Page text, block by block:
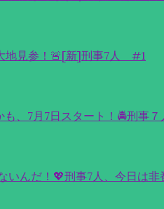
地見参！🚨[新]刑事7人 #1
、7月7日スタート！🚔刑事７
んだ！💖刑事7人、今日は非